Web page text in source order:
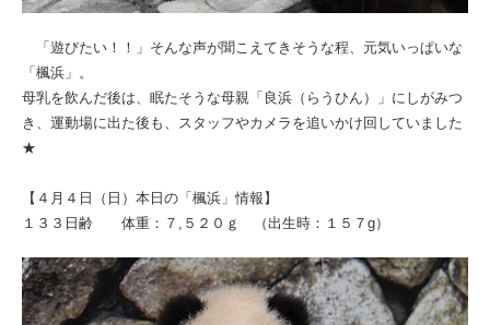
「遊びたい！！」そんな声が聞こえてきそうな程、元気いっぱいな
「楓浜」。
母乳を飲んだ後は、眠たそうな母親「良浜（らうひん）」にしがみつ
き、運動場に出た後も、スタッフやカメラを追いかけ回していました
★
【４月４日（日）本日の「楓浜」情報】
１３３日齢 体重：７,５２０ｇ （出生時：１５７g）